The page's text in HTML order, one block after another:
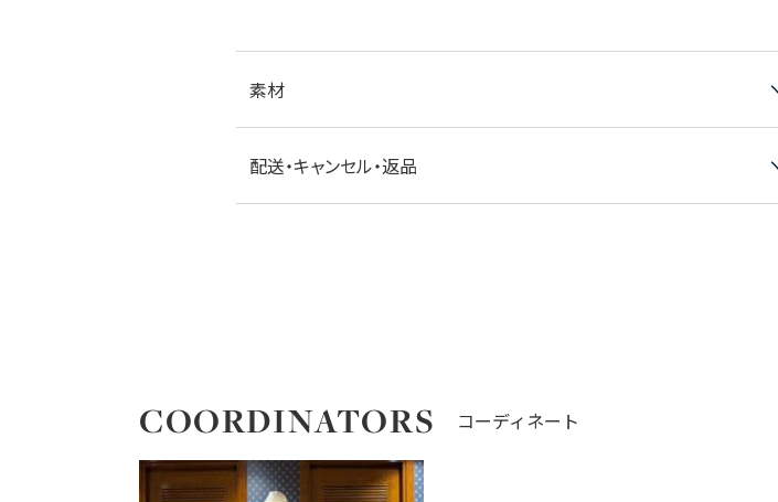
素材
配送・キャンセル・返品
COORDINATORS コーディネート